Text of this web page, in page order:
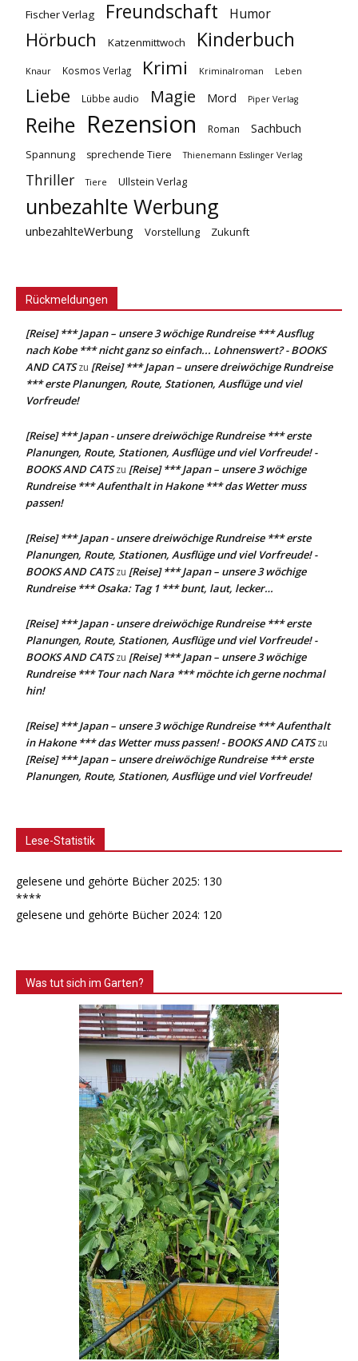
Fischer Verlag Freundschaft Humor
Hörbuch Katzenmittwoch Kinderbuch
Knaur Kosmos Verlag Krimi Kriminalroman Leben
Liebe Lübbe audio Magie Mord Piper Verlag
Reihe Rezension Roman Sachbuch
Spannung sprechende Tiere Thienemann Esslinger Verlag
Thriller Tiere Ullstein Verlag
unbezahlte Werbung
unbezahlteWerbung Vorstellung Zukunft
Rückmeldungen
[Reise] *** Japan – unsere 3 wöchige Rundreise *** Ausflug
nach Kobe *** nicht ganz so einfach... Lohnenswert? - BOOKS
AND CATSzu [Reise] *** Japan – unsere dreiwöchige Rundreise
*** erste Planungen, Route, Stationen, Ausflüge und viel
Vorfreude!
[Reise] *** Japan - unsere dreiwöchige Rundreise *** erste
Planungen, Route, Stationen, Ausflüge und viel Vorfreude! -
BOOKS AND CATSzu [Reise] *** Japan – unsere 3 wöchige
Rundreise *** Aufenthalt in Hakone *** das Wetter muss
passen!
[Reise] *** Japan - unsere dreiwöchige Rundreise *** erste
Planungen, Route, Stationen, Ausflüge und viel Vorfreude! -
BOOKS AND CATSzu [Reise] *** Japan – unsere 3 wöchige
Rundreise *** Osaka: Tag 1 *** bunt, laut, lecker…
[Reise] *** Japan - unsere dreiwöchige Rundreise *** erste
Planungen, Route, Stationen, Ausflüge und viel Vorfreude! -
BOOKS AND CATSzu [Reise] *** Japan – unsere 3 wöchige
Rundreise *** Tour nach Nara *** möchte ich gerne nochmal
hin!
[Reise] *** Japan – unsere 3 wöchige Rundreise *** Aufenthalt
in Hakone *** das Wetter muss passen! - BOOKS AND CATSzu
[Reise] *** Japan – unsere dreiwöchige Rundreise *** erste
Planungen, Route, Stationen, Ausflüge und viel Vorfreude!
Lese-Statistik
gelesene und gehörte Bücher 2025: 130
****
gelesene und gehörte Bücher 2024: 120
Was tut sich im Garten?